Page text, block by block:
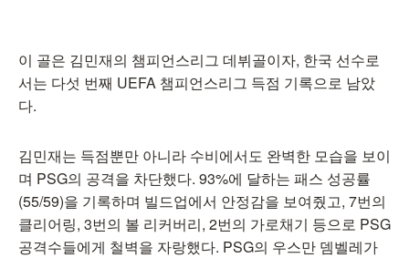
이 골은 김민재의 챔피언스리그 데뷔골이자, 한국 선수로
서는 다섯 번째 UEFA 챔피언스리그 득점 기록으로 남았
다.
김민재는 득점뿐만 아니라 수비에서도 완벽한 모습을 보이
며 PSG의 공격을 차단했다. 93%에 달하는 패스 성공률
(55/59)을 기록하며 빌드업에서 안정감을 보여줬고, 7번의
클리어링, 3번의 볼 리커버리, 2번의 가로채기 등으로 PSG
공격수들에게 철벽을 자랑했다. PSG의 우스만 뎀벨레가